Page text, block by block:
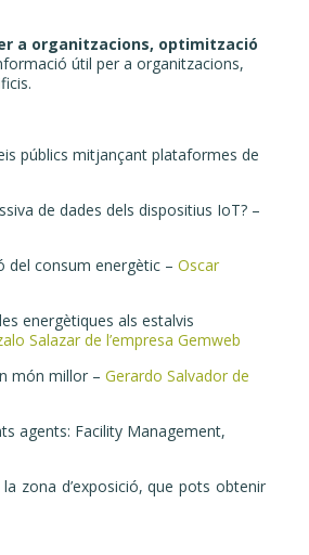
a organitzacions, optimització
útil per a organitzacions,
públics mitjançant plataformes de
de dades dels dispositius IoT? –
del consum energètic – Oscar
energètiques als estalvis
Salazar de l’empresa Gemweb
món millor – Gerardo Salvador de
agents: Facility Management,
zona d’exposició, que pots obtenir